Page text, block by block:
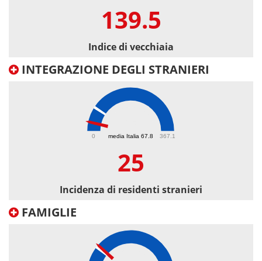
139.5
Indice di vecchiaia
INTEGRAZIONE DEGLI STRANIERI
media Italia 67.8
0 367.1
25
Incidenza di residenti stranieri
FAMIGLIE